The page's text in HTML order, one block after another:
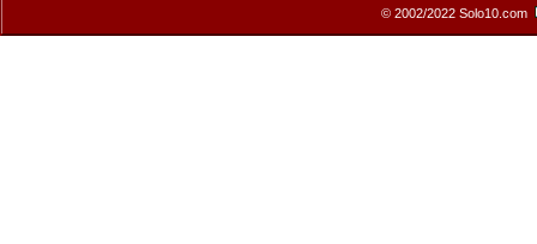
© 2002/2022 Solo10.com